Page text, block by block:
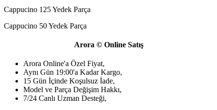
Cappucino 125 Yedek Parça
Cappucino 50 Yedek Parça
Arora © Online Satış
Arora Online'a Özel Fiyat,
Aynı Gün 19:00'a Kadar Kargo,
15 Gün İçinde Koşulsuz İade,
Model ve Parça Değişim Hakkı,
7/24 Canlı Uzman Desteği,